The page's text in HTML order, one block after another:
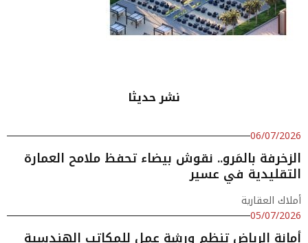
نشر حديثا
06/07/2026
الزخرفة بالمَرو.. نقوش بيضاء تحفظ ملامح العمارة
التقليدية في عسير
أملاك العقارية
05/07/2026
أمانة الرياض تنظم ورشة عمل للمكاتب الهندسية